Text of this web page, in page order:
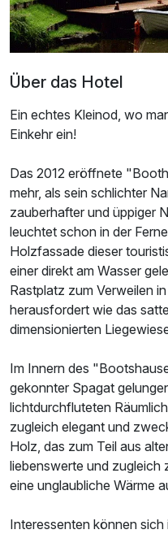
Über das Hotel
Ein echtes Kleinod, wo
Einkehr ein!
Das 2012 eröffnete
mehr, als sein schlichter
zauberhafter und üppiger
leuchtet schon in der
Holzfassade dieser
einer direkt am Wasser
Rastplatz zum Verweilen
herausfordert wie das
dimensionierten
Im Innern des
gekonnter Spagat
lichtdurchfluteten
zugleich elegant und
Holz, das zum Teil aus
liebenswerte und zugleich
eine unglaubliche Wärme
Interessenten können